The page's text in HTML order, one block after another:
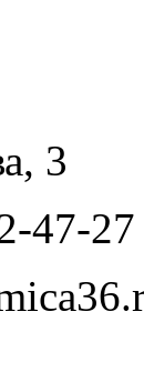
3
47-27